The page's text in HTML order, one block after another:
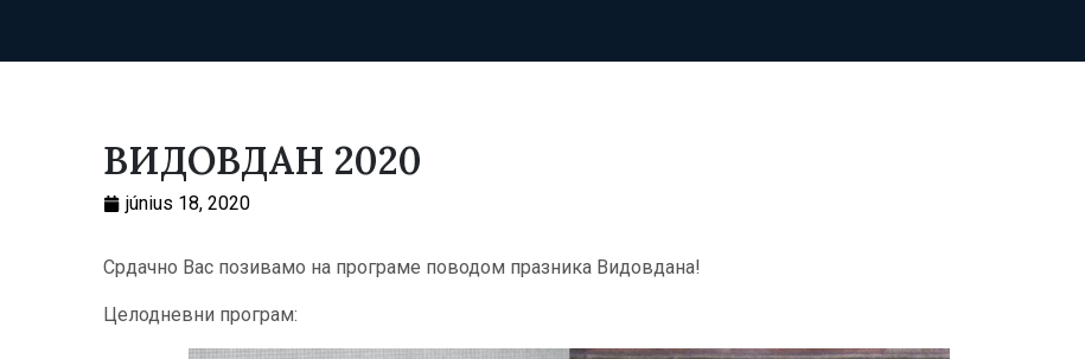
ВИДОВДАН 2020
június 18, 2020
Срдачно Вас позивамо на програме поводом празника Видовдана!
Целодневни програм: